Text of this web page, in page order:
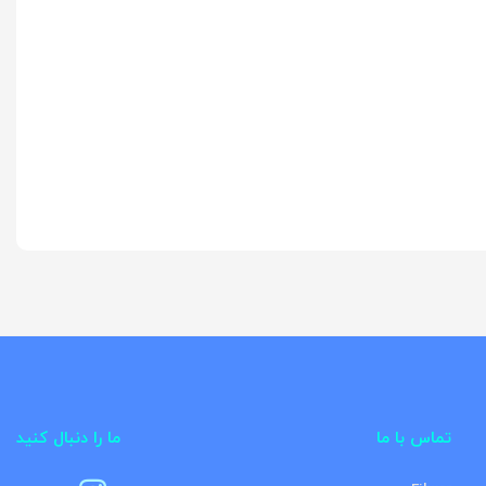
تماس با ما ما را دنبال کنید